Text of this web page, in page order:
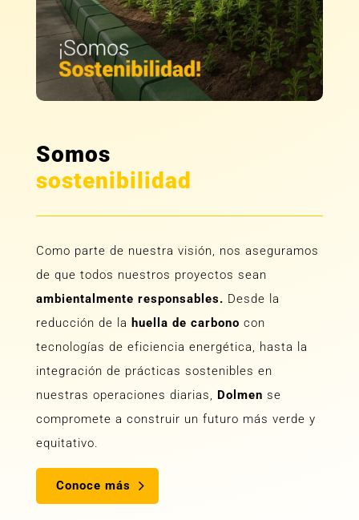
Somos
sostenibilidad
Como parte de nuestra visión, nos aseguramos
de que todos nuestros proyectos sean
ambientalmente responsables. Desde la
reducción de la huella de carbono con
tecnologías de eficiencia energética, hasta la
integración de prácticas sostenibles en
nuestras operaciones diarias, Dolmen se
compromete a construir un futuro más verde y
equitativo.
Conoce más